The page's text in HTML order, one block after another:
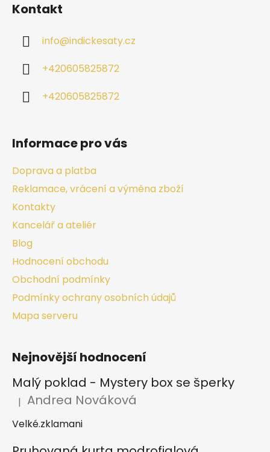
Kontakt
info@indickesaty.cz
+420605825872
+420605825872
Informace pro vás
Doprava a platba
Reklamace, vrácení a výměna zboží
Kontakty
Kancelář a ateliér
Blog
Hodnocení obchodu
Obchodní podmínky
Podmínky ochrany osobních údajů
Mapa serveru
Nejnovější hodnocení
Malý poklad - Mystery box se šperky
Hodnocení produktu je 2 z 5 hvězdiček.
| Andrea Nováková
Velké.zklamani